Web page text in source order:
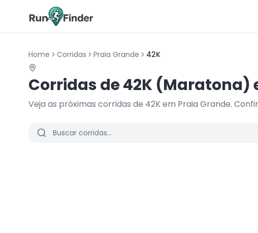
Home Corridas Praia Grande 42K
Corridas de42K (Maratona)
Veja as próximas corridas de 42Kem Praia Grande.